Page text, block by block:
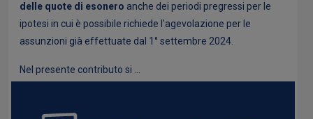
delle quote di esonero anche dei periodi pregressi per le
ipotesi in cui è possibile richiede l'agevolazione per le
assunzioni già effettuate dal 1° settembre 2024.
Nel presente contributo si ...